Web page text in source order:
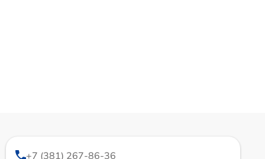
+7 (381) 267-86-36